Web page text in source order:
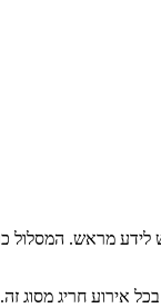
יש לידע מראש.
אירוע חריג מסוג זה.